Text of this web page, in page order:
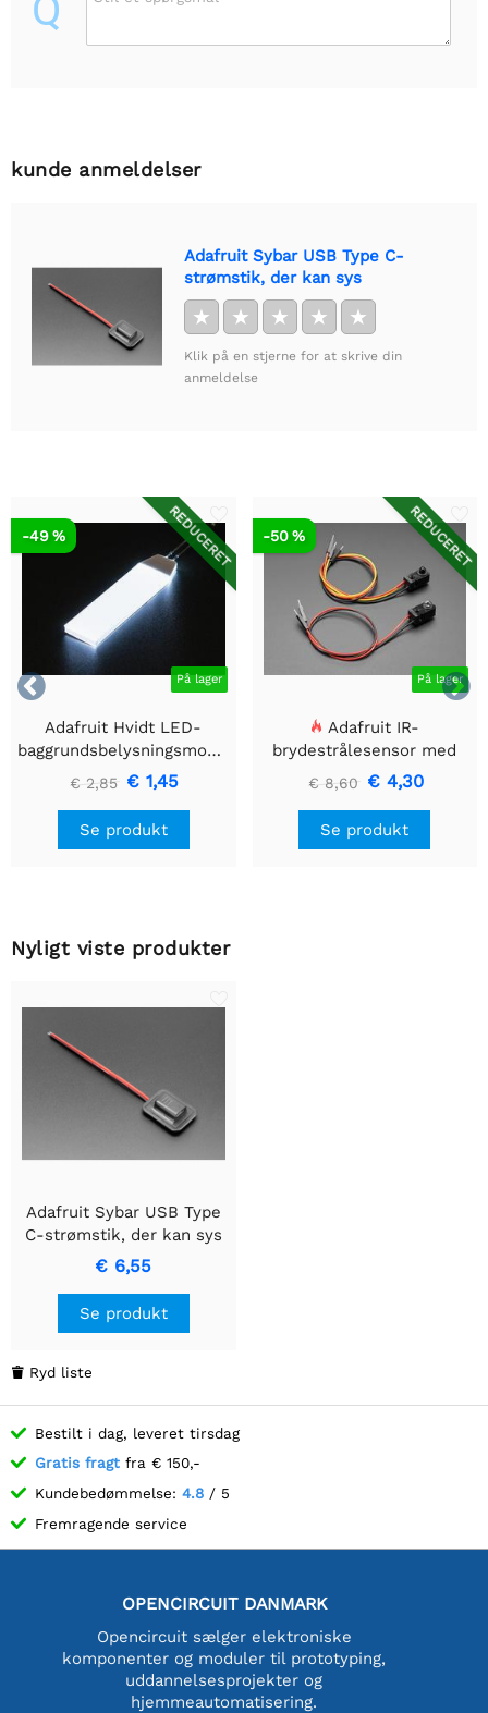
Q
kunde anmeldelser
Adafruit Sybar USB Type C-
strømstik, der kan sys
★ ★ ★ ★ ★
Klik på en stjerne for at skrive din
anmeldelse


REDUCERET
På lager
-49 %
Adafruit Hvidt LED-
baggrundsbelysningsmodul
- Lille 12mm x 40mm
€ 2,85 € 1,45
Se produkt
REDUCERET
På lager
-50 %
Adafruit IR-
brydestrålesensor med
premium ledningsstuds -
5 mm LED'er
€ 8,60 € 4,30
Se produkt
Nyligt viste produkter
Adafruit Sybar USB Type
C-strømstik, der kan sys
€ 6,55
Se produkt
 Ryd liste
Bestilt i dag, leveret tirsdag
Gratis fragt fra € 150,-
Kundebedømmelse: 4.8 / 5
Fremragende service
OPENCIRCUIT DANMARK
Opencircuit sælger elektroniske
komponenter og moduler til prototyping,
uddannelsesprojekter og
hjemmeautomatisering.